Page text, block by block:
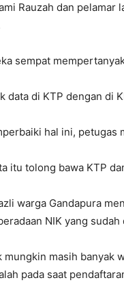
Rauzah dan
sempat
data di KTP dengan di
hal ini, petugas
itu tolong bawa KTP
warga Gandapura
NIK yang sudah
mungkin masih banyak
pada saat